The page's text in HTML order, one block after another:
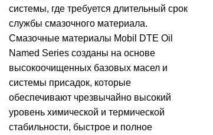
системы, где требуется длительный срок
службы смазочного материала.
Смазочные материалы Mobil DTE Oil
Named Series созданы на основе
высокоочищенных базовых масел и
системы присадок, которые
обеспечивают чрезвычайно высокий
уровень химической и термической
стабильности, быстрое и полное